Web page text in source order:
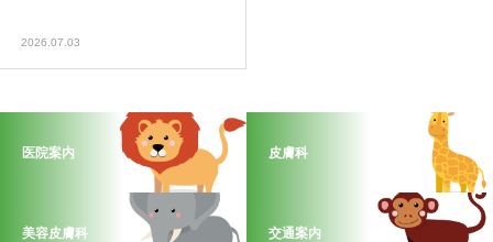
2026.07.03
医院案内 皮膚科
美容皮膚科 交通案内